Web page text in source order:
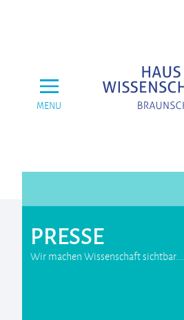
MENU
PRESSE
Wir machen Wissenschaft sichtbar...